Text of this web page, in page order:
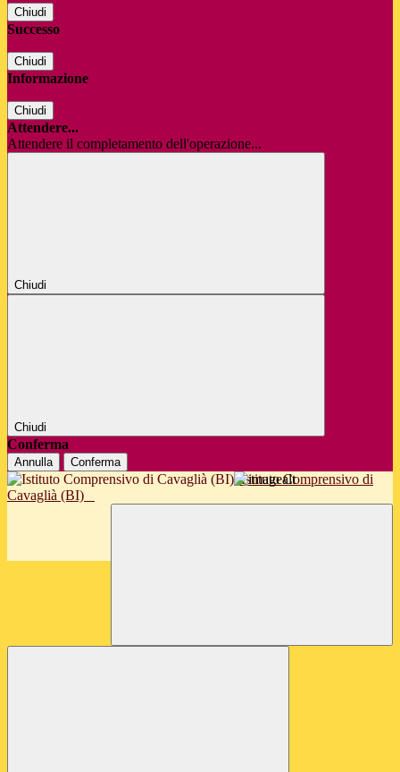
Chiudi
Successo
Chiudi
Informazione
Chiudi
Attendere...
Attendere il completamento dell'operazione...
Chiudi
Chiudi
Conferma
Annulla Conferma
Istituto Comprensivo di
Cavaglià (BI)